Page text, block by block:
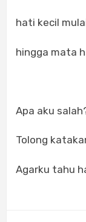
hati kecil
hingga mata
Apa aku
Tolong
Agarku tahu